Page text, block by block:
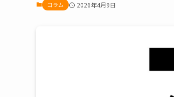
コラム 2026年4月9日